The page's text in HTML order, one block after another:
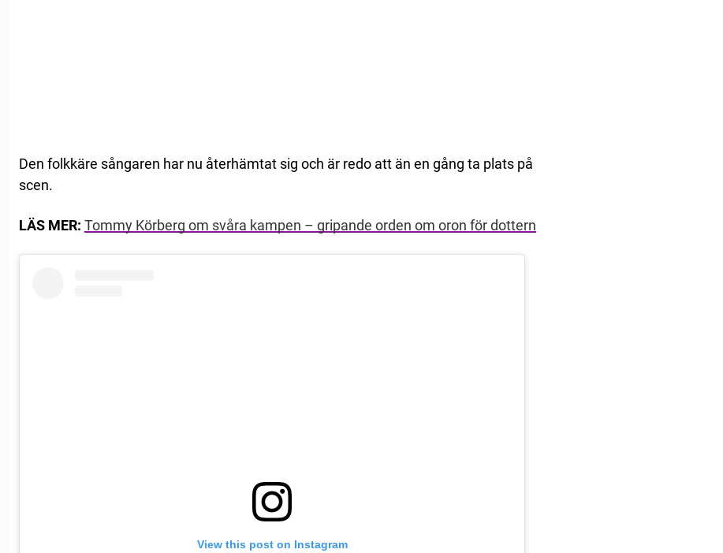
Den folkkäre sångaren har nu återhämtat sig och är redo att än en gång ta plats på
scen.
LÄS MER: Tommy Körberg om svåra kampen – gripande orden om oron för dottern
View this post on Instagram